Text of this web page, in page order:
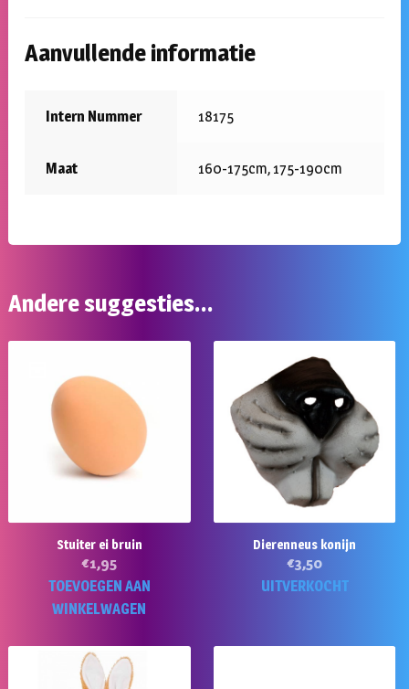
Aanvullende informatie
Intern Nummer 18175
Maat 160-175cm, 175-190cm
Andere suggesties…
Stuiter ei bruin
€1,95
TOEVOEGEN AAN
WINKELWAGEN
Dierenneus konijn
€3,50
UITVERKOCHT